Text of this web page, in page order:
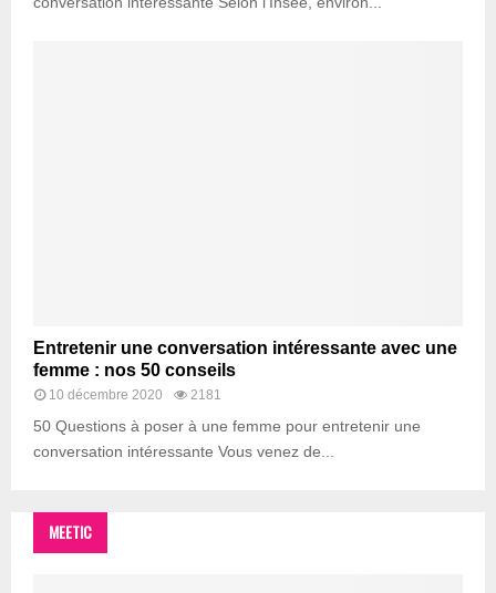
Entretenir une conversation intéressante avec une
femme : nos 50 conseils
10 décembre 2020 2181
50 Questions à poser à une femme pour entretenir une
conversation intéressante Vous venez de...
MEETIC